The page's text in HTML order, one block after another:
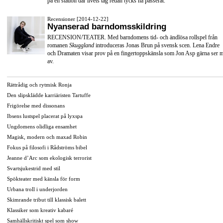
Recensioner [2014-12-22]
Nyanserad barndomsskildring
RECENSION/TEATER. Med barndomens tid- och ändlösa rollspel från
romanen Skuggland introduceras Jonas Brun på svensk scen. Lena Endre
och Dramaten visar prov på en fingertoppskänsla som Jon Asp gärna ser
av.
Rättrådig och rytmisk Ronja
Den slipsklädde karriäristen Tartuffe
Frigörelse med dissonans
Ibsens lustspel placerat på lyxspa
Ungdomens olidliga ensamhet
Magisk, modern och maxad Robin
Fokus på filosofi i Rådströms bibel
Jeanne d’Arc som ekologisk terrorist
Svartsjukestrid med stil
Spökteater med känsla för form
Urbana troll i underjorden
Skimrande tribut till klassisk balett
Klassiker som kreativ kabaré
Samhällskritiskt spel som show